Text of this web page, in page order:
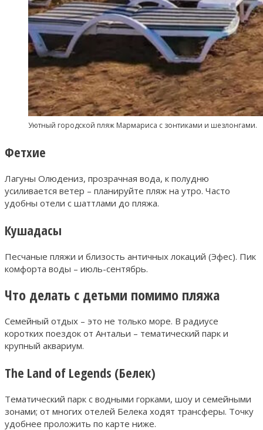
Уютный городской пляж Мармариса с зонтиками и шезлонгами.
Фетхие
Лагуны Олюдениз, прозрачная вода, к полудню
усиливается ветер – планируйте пляж на утро. Часто
удобны отели с шаттлами до пляжа.
Кушадасы
Песчаные пляжи и близость античных локаций (Эфес). Пик
комфорта воды – июль-сентябрь.
Что делать с детьми помимо пляжа
Семейный отдых – это не только море. В радиусе
коротких поездок от Антальи – тематический парк и
крупный аквариум.
The Land of Legends (Белек)
Тематический парк с водными горками, шоу и семейными
зонами; от многих отелей Белека ходят трансферы. Точку
удобнее проложить по карте ниже.